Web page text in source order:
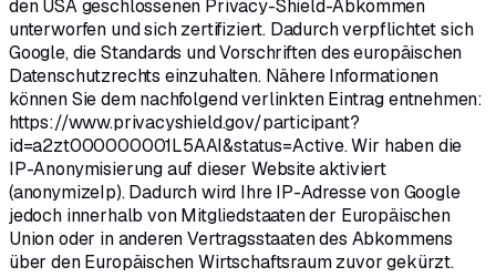
den USA geschlossenen Privacy-Shield-Abkommen
unterworfen und sich zertifiziert. Dadurch verpflichtet sich
Google, die Standards und Vorschriften des europäischen
Datenschutzrechts einzuhalten. Nähere Informationen
können Sie dem nachfolgend verlinkten Eintrag entnehmen:
https://www.privacyshield.gov/participant?
id=a2zt000000001L5AAI&status=Active. Wir haben die
IP-Anonymisierung auf dieser Website aktiviert
(anonymizeIp). Dadurch wird Ihre IP-Adresse von Google
jedoch innerhalb von Mitgliedstaaten der Europäischen
Union oder in anderen Vertragsstaaten des Abkommens
über den Europäischen Wirtschaftsraum zuvor gekürzt.